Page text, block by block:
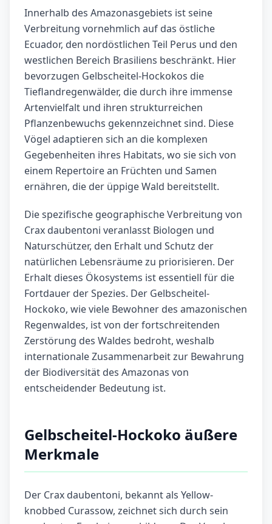
Innerhalb des Amazonasgebiets ist seine
Verbreitung vornehmlich auf das östliche
Ecuador, den nordöstlichen Teil Perus und den
westlichen Bereich Brasiliens beschränkt. Hier
bevorzugen Gelbscheitel-Hockokos die
Tieflandregenwälder, die durch ihre immense
Artenvielfalt und ihren strukturreichen
Pflanzenbewuchs gekennzeichnet sind. Diese
Vögel adaptieren sich an die komplexen
Gegebenheiten ihres Habitats, wo sie sich von
einem Repertoire an Früchten und Samen
ernähren, die der üppige Wald bereitstellt.
Die spezifische geographische Verbreitung von
Crax daubentoni veranlasst Biologen und
Naturschützer, den Erhalt und Schutz der
natürlichen Lebensräume zu priorisieren. Der
Erhalt dieses Ökosystems ist essentiell für die
Fortdauer der Spezies. Der Gelbscheitel-
Hockoko, wie viele Bewohner des amazonischen
Regenwaldes, ist von der fortschreitenden
Zerstörung des Waldes bedroht, weshalb
internationale Zusammenarbeit zur Bewahrung
der Biodiversität des Amazonas von
entscheidender Bedeutung ist.
Gelbscheitel-Hockoko äußere
Merkmale
Der Crax daubentoni, bekannt als Yellow-
knobbed Curassow, zeichnet sich durch sein